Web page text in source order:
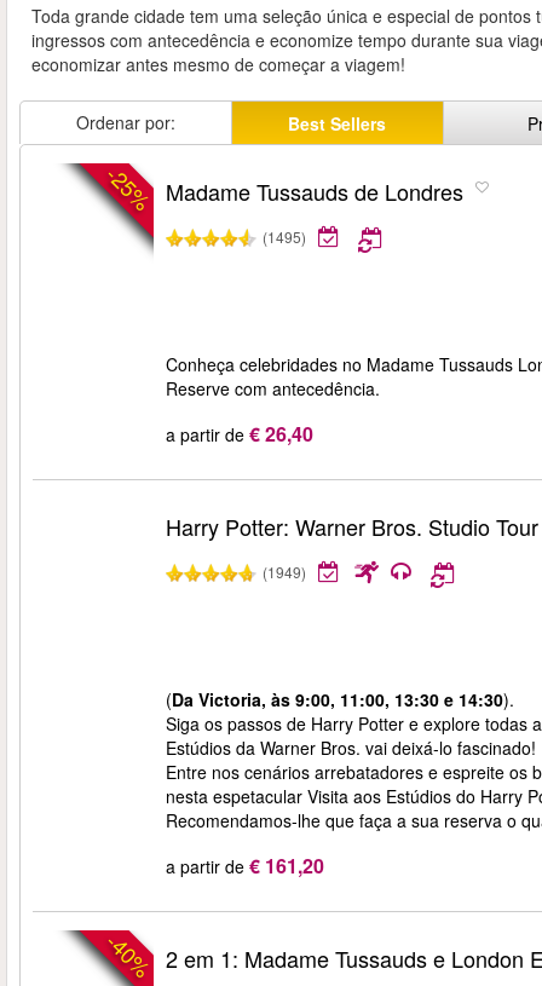
Toda grande cidade tem uma seleção única e especial de
ingressos com antecedência e economize tempo durante sua
economizar antes mesmo de começar a viagem!
Ordenar por: Best Sellers
-25% Madame Tussauds de Londres
(1495)
Conheça celebridades no Madame Tussauds
Reserve com antecedência.
a partir de € 26,40
Harry Potter: Warner Bros. Studio
(1949)
(Da Victoria, às 9:00, 11:00, 13:30 e 14:30).
Siga os passos de Harry Potter e explore todas
Estúdios da Warner Bros. vai deixá-lo fascinado!
Entre nos cenários arrebatadores e espreite os
nesta espetacular Visita aos Estúdios do Harry
Recomendamos-lhe que faça a sua reserva o
a partir de € 161,20
-40% 2 em 1: Madame Tussauds e London